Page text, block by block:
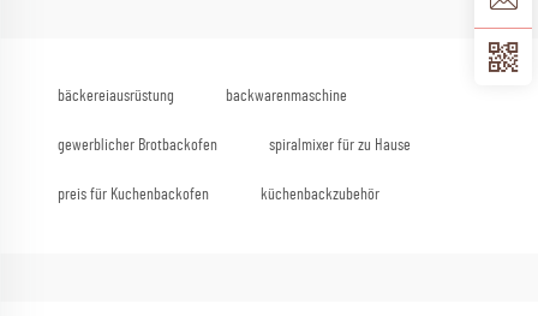
bäckereiausrüstung backwarenmaschine
gewerblicher Brotbackofen spiralmixer für zu Hause
preis für Kuchenbackofen küchenbackzubehör